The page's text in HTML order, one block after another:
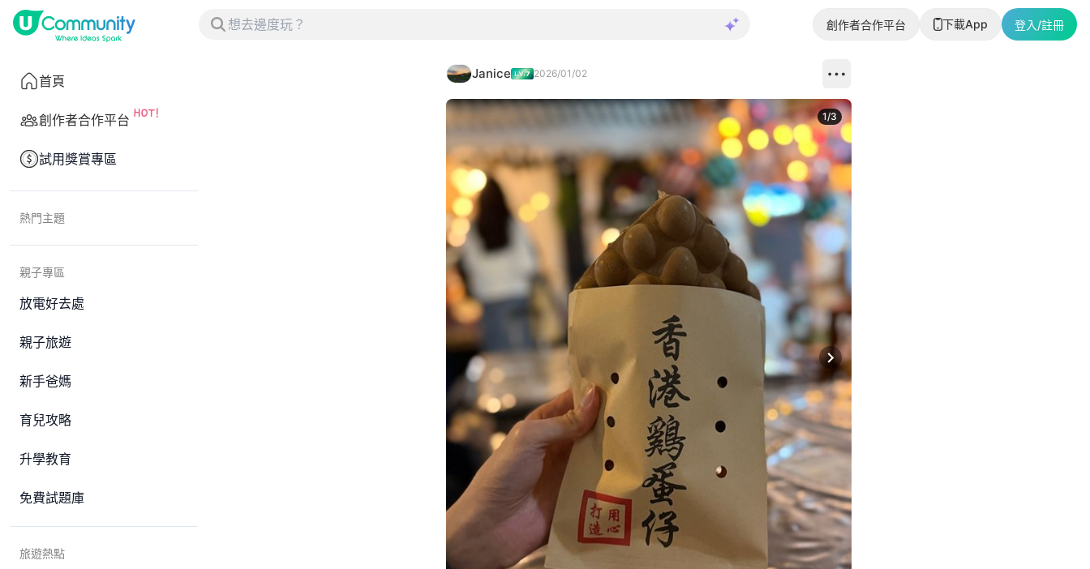
創作者合作平台 下載App 登入/註冊
首頁
創作者合作平台
試用獎賞專區
熱門主題
親子專區
放電好去處
親子旅遊
新手爸媽
育兒攻略
升學教育
免費試題庫
旅遊熱點
Janice 2026/01/02
Next slide
1/3